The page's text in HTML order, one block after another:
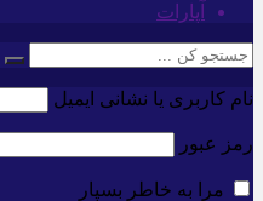
آپارات
نام کاربری یا نشانی ایمیل
رمز عبور
مرا به خاطر بسپار